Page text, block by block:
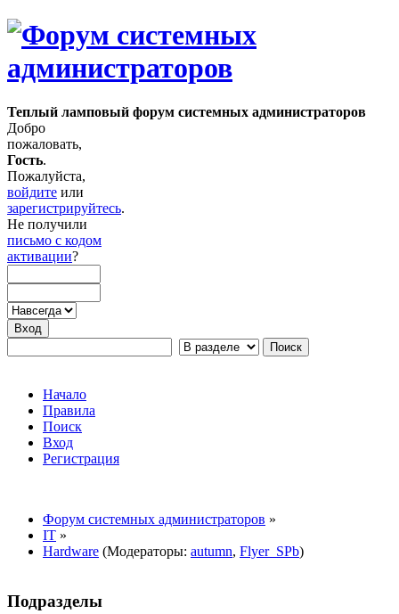
Теплый ламповый форум системных администраторов
Добро
пожаловать,
Гость.
Пожалуйста,
войдите или
зарегистрируйтесь.
Не получили
письмо с кодом
активации?
Начало
Правила
Поиск
Вход
Регистрация
Форум системных администраторов »
IT »
Hardware (Модераторы: autumn, Flyer_SPb)
Подразделы